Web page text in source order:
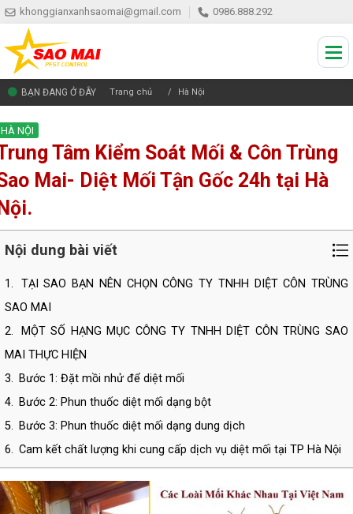
khonggianxanhsaomai@gmail.com 0986.888.292
BẠN ĐANG Ở ĐÂY Trang chủ Hà Nội
HÀ NỘI
Tâm Kiểm Soát Mối & Côn Trùng
Mai- Diệt Mối Tận Gốc 24h tại Hà
Nội dung bài viết
1.
TẠI SAO BẠN NÊN CHỌN CÔNG TY TNHH DIỆT CÔN TRÙNG
SAO MAI
2.
MỘT SỐ HẠNG MỤC CÔNG TY TNHH DIỆT CÔN TRÙNG SAO
MAI THỰC HIỆN
3. Bước 1: Đặt mồi nhử để diệt mối
4. Bước 2: Phun thuốc diệt mối dạng bột
5. Bước 3: Phun thuốc diệt mối dạng dung dịch
6. Cam kết chất lượng khi cung cấp dịch vụ diệt mối tại TP Hà Nội